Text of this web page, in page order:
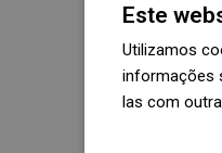
Este
Utilizamos
informações
las com